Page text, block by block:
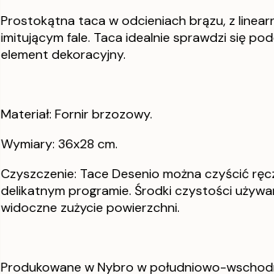
Prostokątna taca w odcieniach brązu, z
imitującym fale. Taca idealnie sprawdzi się
element dekoracyjny.
Materiał: Fornir brzozowy.
Wymiary: 36x28 cm.
Czyszczenie: Tace Desenio można czyścić
delikatnym programie. Środki czystości
widoczne zużycie powierzchni.
Produkowane w Nybro w południowo-